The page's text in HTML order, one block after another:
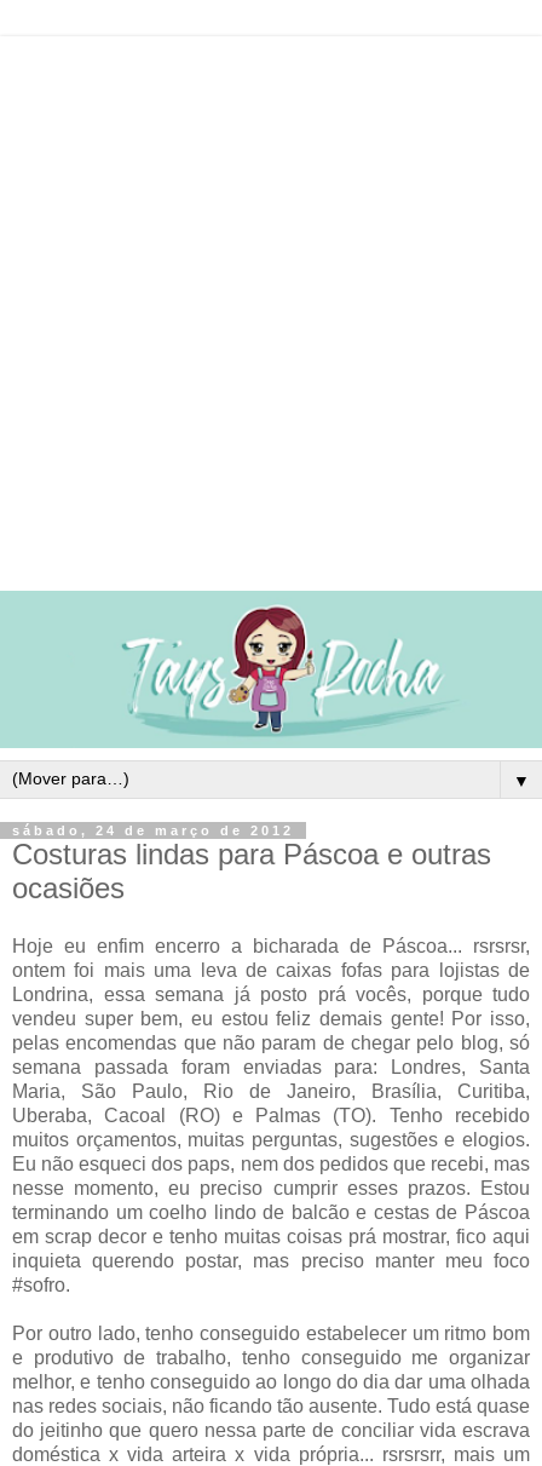
▼
sábado, 24 de março de 2012
Costuras lindas para Páscoa e outras
ocasiões
Hoje eu enfim encerro a bicharada de Páscoa... rsrsrsr,
ontem foi mais uma leva de caixas fofas para lojistas de
Londrina, essa semana já posto prá vocês, porque tudo
vendeu super bem, eu estou feliz demais gente! Por isso,
pelas encomendas que não param de chegar pelo blog, só
semana passada foram enviadas para: Londres, Santa
Maria, São Paulo, Rio de Janeiro, Brasília, Curitiba,
Uberaba, Cacoal (RO) e Palmas (TO). Tenho recebido
muitos orçamentos, muitas perguntas, sugestões e elogios.
Eu não esqueci dos paps, nem dos pedidos que recebi, mas
nesse momento, eu preciso cumprir esses prazos. Estou
terminando um coelho lindo de balcão e cestas de Páscoa
em scrap decor e tenho muitas coisas prá mostrar, fico aqui
inquieta querendo postar, mas preciso manter meu foco
#sofro.
Por outro lado, tenho conseguido estabelecer um ritmo bom
e produtivo de trabalho, tenho conseguido me organizar
melhor, e tenho conseguido ao longo do dia dar uma olhada
nas redes sociais, não ficando tão ausente. Tudo está quase
do jeitinho que quero nessa parte de conciliar vida escrava
doméstica x vida arteira x vida própria... rsrsrsrr, mais um